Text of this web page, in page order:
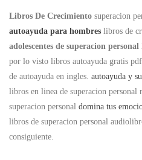
Libros De Crecimiento superacion
autoayuda para hombres libros de
adolescentes de superacion personal
por lo visto libros autoayuda gratis
de autoayuda en ingles. autoayuda y
libros en linea de superacion personal
superacion personal domina tus
libros de superacion personal
consiguiente.